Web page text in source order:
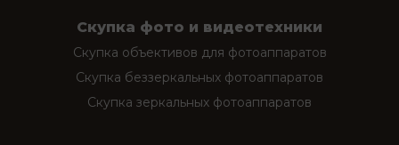
Скупка фото и видеотехники
Скупка объективов для фотоаппаратов
Скупка беззеркальных фотоаппаратов
Скупка зеркальных фотоаппаратов